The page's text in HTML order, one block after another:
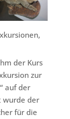
,
der Kurs
zur
auf der
wurde der
für die